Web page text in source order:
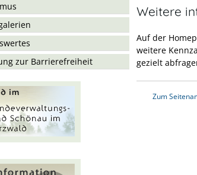
zur Barrierefreiheit
Weitere
Auf der
weitere
gezielt
Zum